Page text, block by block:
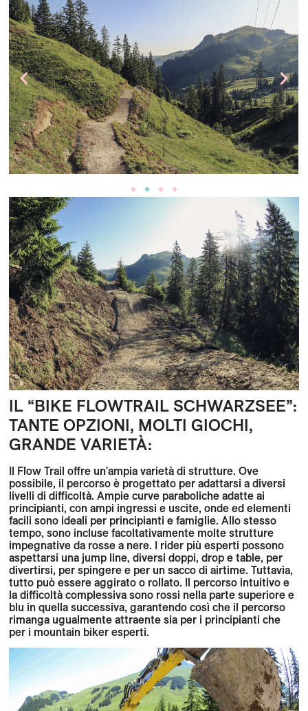
IL “BIKE FLOWTRAIL SCHWARZSEE”:
TANTE OPZIONI, MOLTI GIOCHI,
GRANDE VARIETÀ:
Il Flow Trail offre un'ampia varietà di strutture. Ove
possibile, il percorso è progettato per adattarsi a diversi
livelli di difficoltà. Ampie curve paraboliche adatte ai
principianti, con ampi ingressi e uscite, onde ed elementi
facili sono ideali per principianti e famiglie. Allo stesso
tempo, sono incluse facoltativamente molte strutture
impegnative da rosse a nere. I rider più esperti possono
aspettarsi una jump line, diversi doppi, drop e table, per
divertirsi, per spingere e per un sacco di airtime. Tuttavia,
tutto può essere aggirato o rollato. Il percorso intuitivo e
la difficoltà complessiva sono rossi nella parte superiore e
blu in quella successiva, garantendo così che il percorso
rimanga ugualmente attraente sia per i principianti che
per i mountain biker esperti.